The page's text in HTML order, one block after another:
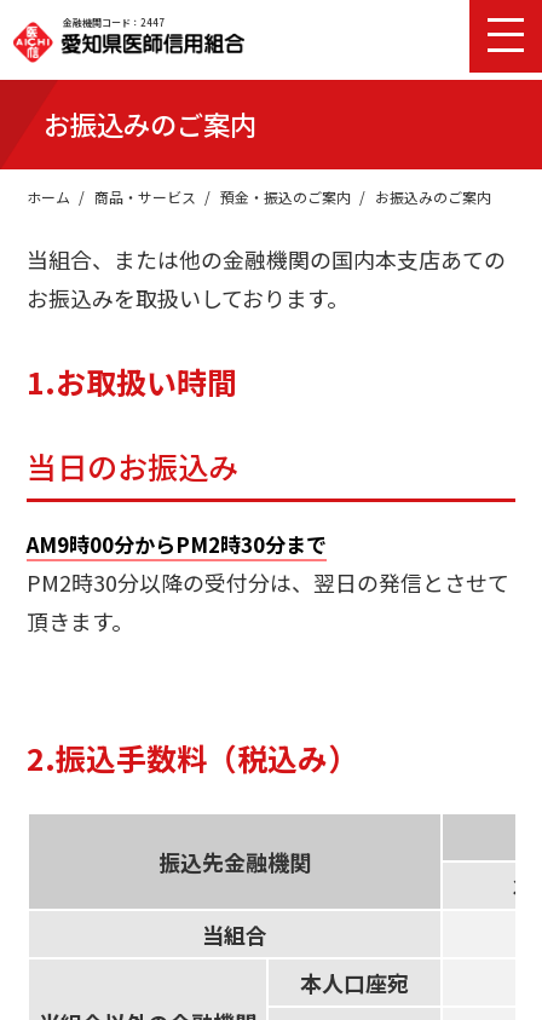
金融機関コード：2447
お振込みのご案内
ホーム 商品・サービス 預金・振込のご案内 お振込みのご案内
当組合、または他の金融機関の国内本支店あての
お振込みを取扱いしております。
1.お取扱い時間
当日のお振込み
AM9時00分からPM2時30分まで
PM2時30分以降の受付分は、翌日の発信とさせて
頂きます。
2.振込手数料（税込み）
振込先金融機関
3
当組合
本人口座宛